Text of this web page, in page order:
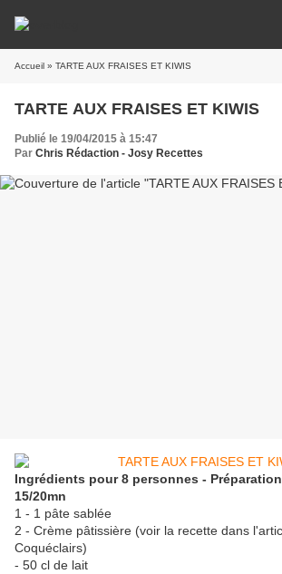
Accueil » TARTE AUX FRAISES ET KIWIS
TARTE AUX FRAISES ET KIWIS
Publié le 19/04/2015 à 15:47
Par Chris Rédaction - Josy Recettes
Ingrédients pour 8 personnes -
15/20mn
1 - 1 pâte sablée
2 - Crème pâtissière (voir la recette dans
Coquéclairs)
- 50 cl de lait